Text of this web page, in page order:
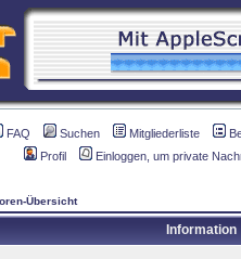
FAQ Suchen Mitgliederliste
Profil
Einloggen, um private
Übersicht
Information